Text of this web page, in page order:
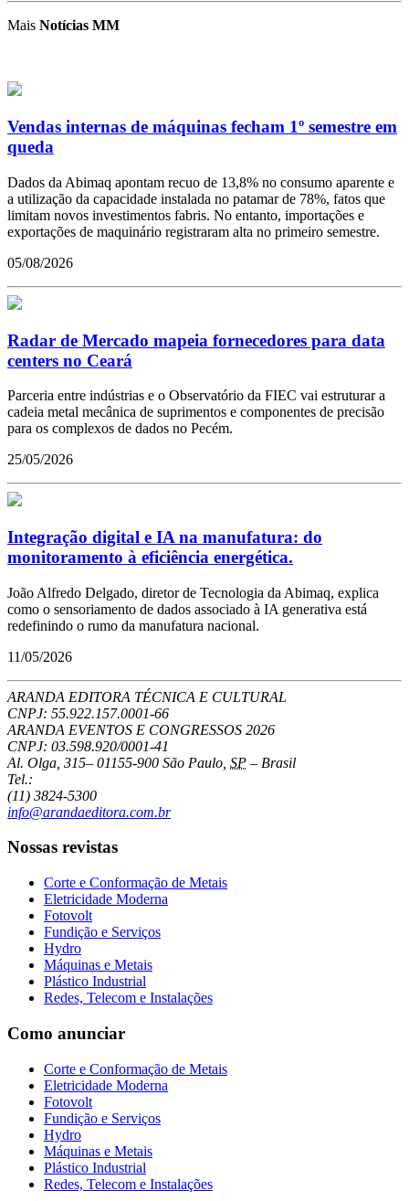
Mais Notícias MM
Vendas internas de máquinas fecham 1º semestre em
queda
Dados da Abimaq apontam recuo de 13,8% no consumo aparente e
a utilização da capacidade instalada no patamar de 78%, fatos que
limitam novos investimentos fabris. No entanto, importações e
exportações de maquinário registraram alta no primeiro semestre.
05/08/2026
Radar de Mercado mapeia fornecedores para data
centers no Ceará
Parceria entre indústrias e o Observatório da FIEC vai estruturar a
cadeia metal mecânica de suprimentos e componentes de precisão
para os complexos de dados no Pecém.
25/05/2026
Integração digital e IA na manufatura: do
monitoramento à eficiência energética.
João Alfredo Delgado, diretor de Tecnologia da Abimaq, explica
como o sensoriamento de dados associado à IA generativa está
redefinindo o rumo da manufatura nacional.
11/05/2026
ARANDA EDITORA TÉCNICA E CULTURAL
CNPJ: 55.922.157.0001-66
ARANDA EVENTOS E CONGRESSOS 2026
CNPJ: 03.598.920/0001-41
Al. Olga, 315– 01155-900 São Paulo SP – Brasil
Tel.:
(11) 3824-5300
info@arandaeditora.com.br
Nossas revistas
Corte e Conformação de Metais
Eletricidade Moderna
Fotovolt
Fundição e Serviços
Hydro
Máquinas e Metais
Plástico Industrial
Redes, Telecom e Instalações
Como anunciar
Corte e Conformação de Metais
Eletricidade Moderna
Fotovolt
Fundição e Serviços
Hydro
Máquinas e Metais
Plástico Industrial
Redes, Telecom e Instalações